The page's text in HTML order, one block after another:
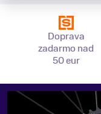
Doprava
zadarmo nad
50 eur